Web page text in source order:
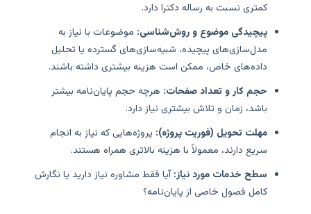
کمتری نسبت به رساله دکترا دارد.
پیچیدگی موضوع و روش‌شناسی:موضوعات با نیاز به
مدل‌سازی‌های پیچیده، شبیه‌سازی‌های گسترده یا تحلیل
داده‌های خاص، ممکن است هزینه بیشتری داشته باشند.
حجم کار و تعداد صفحات:هرچه حجم پایان‌نامه بیشتر
باشد، زمان و تلاش بیشتری نیاز دارد.
مهلت تحویل (فوریت پروژه):پروژه‌هایی که نیاز به انجام
سریع دارند، معمولاً با هزینه بالاتری همراه هستند.
سطح خدمات مورد نیاز:آیا فقط مشاوره نیاز دارید یا نگارش
کامل فصول خاصی از پایان‌نامه؟